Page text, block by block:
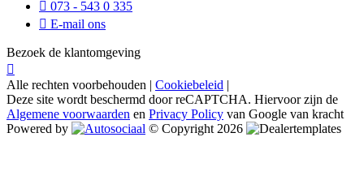
073 - 543 0 335
E-mail ons
Bezoek de klantomgeving
Alle rechten voorbehouden | Cookiebeleid |
Deze site wordt beschermd door reCAPTCHA. Hiervoor zijn de
Algemene voorwaarden en Privacy Policy van Google van kracht
Powered by
© Copyright 2026